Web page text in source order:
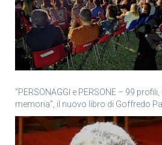
“PERSONAGGI e PERSONE – 99
memoria”, il nuovo libro di Goffredo